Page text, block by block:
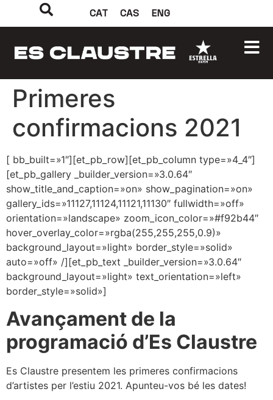
CAT CAS ENG
Primeres
confirmacions 2021
[ bb_built=»1″][et_pb_row][et_pb_column type=»4_4″]
[et_pb_gallery _builder_version=»3.0.64″
show_title_and_caption=»on» show_pagination=»on»
gallery_ids=»11127,11124,11121,11130″ fullwidth=»off»
orientation=»landscape» zoom_icon_color=»#f92b44″
hover_overlay_color=»rgba(255,255,255,0.9)»
background_layout=»light» border_style=»solid»
auto=»off» /][et_pb_text _builder_version=»3.0.64″
background_layout=»light» text_orientation=»left»
border_style=»solid»]
Avançament de la
programació d’Es Claustre
Es Claustre presentem les primeres confirmacions
d’artistes per l’estiu 2021. Apunteu-vos bé les dates!